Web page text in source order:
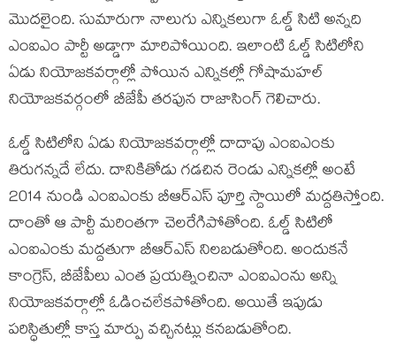
మొదలైంది. సుమారుగా నాలుగు ఎన్నికలుగా ఓల్డ్ సిటి అన్నది
ఎంఐఎం పార్టీ అడ్డాగా మారిపోయింది. ఇలాంటి ఓల్డ్ సిటిలోని
ఏడు నియోజకవర్గాల్లో పోయిన ఎన్నికల్లో గోషామహల్
నియోజకవర్గంలో బీజేపీ తరపున రాజాసింగ్ గెలిచారు.
ఓల్డ్ సిటిలోని ఏడు నియోజకవర్గాల్లో దాదాపు ఎంఐఎంకు
తిరుగన్నదే లేదు. దానికితోడు గడచిన రెండు ఎన్నికల్లో అంటే
2014 నుండి ఎంఐఎంకు బీఆర్ఎస్ పూర్తి స్దాయిలో మద్దతిస్తోంది.
దాంతో ఆ పార్టీ మరింతగా చెలరేగిపోతోంది. ఓల్డ్ సిటిలో
ఎంఐఎంకు మద్దతుగా బీఆర్ఎస్ నిలబడుతోంది. అందుకనే
కాంగ్రెస్, బీజేపీలు ఎంత ప్రయత్నించినా ఎంఐఎంను అన్ని
నియోజకవర్గాల్లో ఓడించలేకపోతోంది. అయితే ఇపుడు
పరిస్ధితుల్లో కాస్త మార్పు వచ్చినట్లు కనబడుతోంది.